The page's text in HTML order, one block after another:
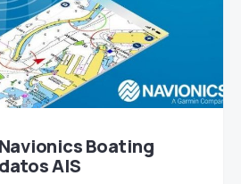
Boating
AIS